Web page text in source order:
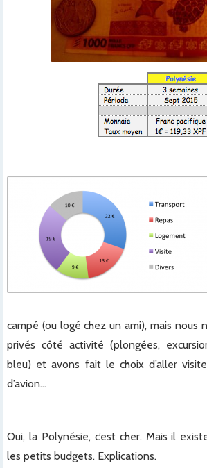
campé (ou logé chez un ami), mais nous
privés côté activité (plongées,
bleu) et avons fait le choix d’aller
d’avion…
Oui, la Polynésie, c’est cher. Mais il
les petits budgets. Explications.